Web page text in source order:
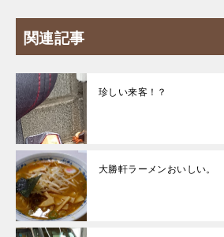
関連記事
珍しい来客！？
大勝軒ラーメンおいしい。